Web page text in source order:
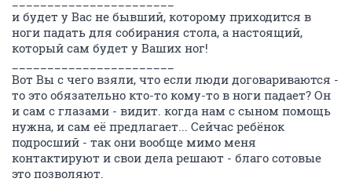
и будет у Вас не бывший, которому приходится в
ноги падать для собирания стола, а настоящий,
который сам будет у Ваших ног!
Вот Вы с чего взяли, что если люди договариваются -
то это обязательно кто-то кому-то в ноги падает? Он
и сам с глазами - видит. когда нам с сыном помощь
нужна, и сам её предлагает... Сейчас ребёнок
подросший - так они вообще мимо меня
контактируют и свои дела решают - благо сотовые
это позволяют.